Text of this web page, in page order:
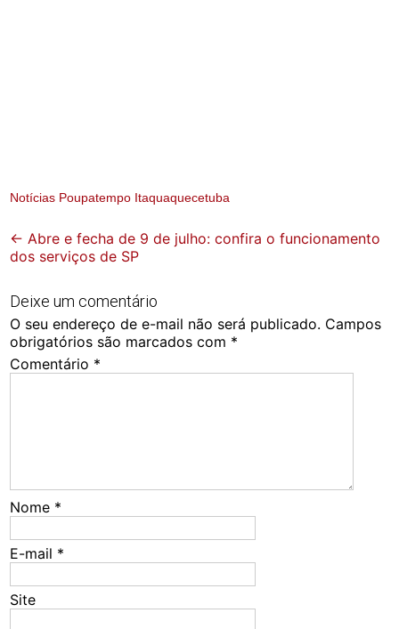
Notícias Poupatempo Itaquaquecetuba
Post
navigation
← Abre e fecha de 9 de julho: confira o funcionamento
dos serviços de SP
Deixe um comentário
O seu endereço de e-mail não será publicado. Campos
obrigatórios são marcados com *
Comentário *
Nome *
E-mail *
Site